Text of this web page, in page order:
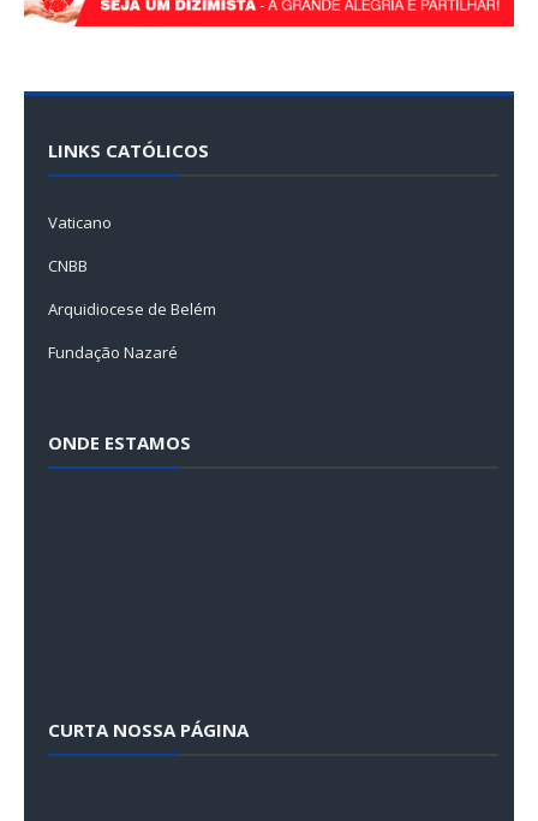
LINKS CATÓLICOS
Vaticano
CNBB
Arquidiocese de Belém
Fundação Nazaré
ONDE ESTAMOS
CURTA NOSSA PÁGINA